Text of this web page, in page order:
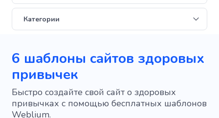
Категории
6 шаблоны сайтов здоровых
привычек
Быстро создайте свой сайт о здоровых
привычках с помощью бесплатных шаблонов
Weblium.